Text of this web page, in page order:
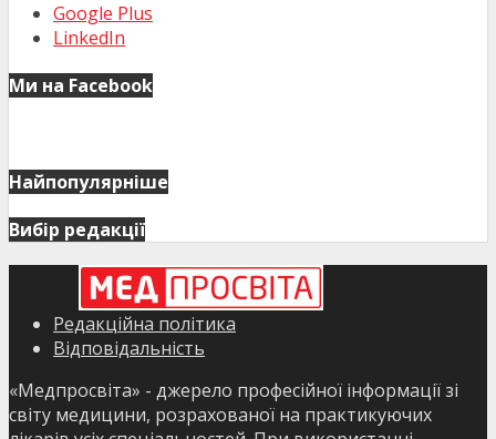
Google Plus
LinkedIn
Ми на Facebook
Найпопулярніше
Вибір редакції
Редакційна політика
Відповідальність
«Медпросвіта» - джерело професійної інформації зі
світу медицини, розрахованої на практикуючих